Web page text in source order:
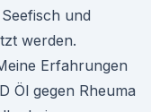
und
werden.
Erfahrungen
Öl gegen Rheuma